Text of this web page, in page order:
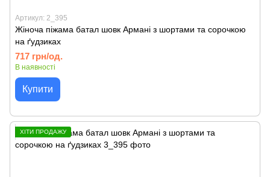
Артикул: 2_395
Жіноча піжама батал шовк Армані з шортами та сорочкою
на ґудзиках
717 грн/од.
В наявності
Купити
ХІТИ ПРОДАЖУ